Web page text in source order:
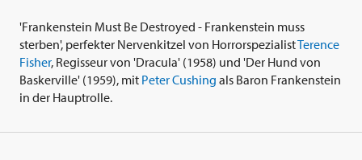
'Frankenstein Must Be Destroyed - Frankenstein muss
sterben', perfekter Nervenkitzel von HorrorspezialistTerence
Fisher, Regisseur von 'Dracula' (1958) und 'Der Hund von
Baskerville' (1959), mit Peter Cushing als Baron Frankenstein
in der Hauptrolle.